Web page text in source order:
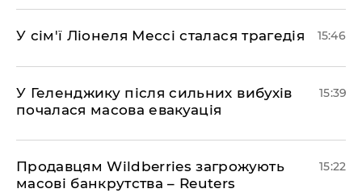
У сім'ї Ліонеля Мессі сталася трагедія 15:46
У Геленджику після сильних вибухів
почалася масова евакуація
15:39
Продавцям Wildberries загрожують
масові банкрутства – Reuters
15:22